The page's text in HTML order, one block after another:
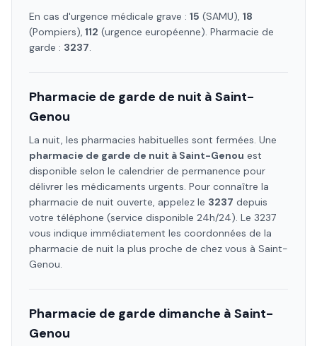
En cas d'urgence médicale grave : 15 (SAMU), 18
(Pompiers), 112 (urgence européenne). Pharmacie de
garde : 3237.
Pharmacie de garde de nuit à Saint-
Genou
La nuit, les pharmacies habituelles sont fermées. Une
pharmacie de garde de nuit à Saint-Genou est
disponible selon le calendrier de permanence pour
délivrer les médicaments urgents. Pour connaître la
pharmacie de nuit ouverte, appelez le 3237 depuis
votre téléphone (service disponible 24h/24). Le 3237
vous indique immédiatement les coordonnées de la
pharmacie de nuit la plus proche de chez vous à Saint-
Genou.
Pharmacie de garde dimanche à Saint-
Genou